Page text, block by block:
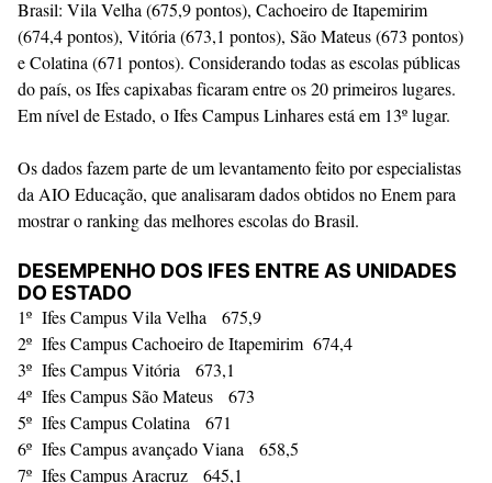
Brasil: Vila Velha (675,9 pontos), Cachoeiro de Itapemirim
(674,4 pontos), Vitória (673,1 pontos), São Mateus (673 pontos)
e Colatina (671 pontos). Considerando todas as escolas públicas
do país, os Ifes capixabas ficaram entre os 20 primeiros lugares.
Em nível de Estado, o Ifes Campus Linhares está em 13º lugar.
Os dados fazem parte de um levantamento feito por especialistas
da AIO Educação, que analisaram dados obtidos no Enem para
mostrar o ranking das melhores escolas do Brasil.
DESEMPENHO DOS IFES ENTRE AS UNIDADES
DO ESTADO
1º Ifes Campus Vila Velha 675,9
2º Ifes Campus Cachoeiro de Itapemirim 674,4
3º Ifes Campus Vitória 673,1
4º Ifes Campus São Mateus 673
5º Ifes Campus Colatina 671
6º Ifes Campus avançado Viana 658,5
7º Ifes Campus Aracruz 645,1